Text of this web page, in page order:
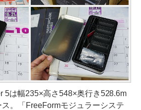
5は幅235×高さ548×奥行き528.6m
。「FreeFormモジュラーシステ